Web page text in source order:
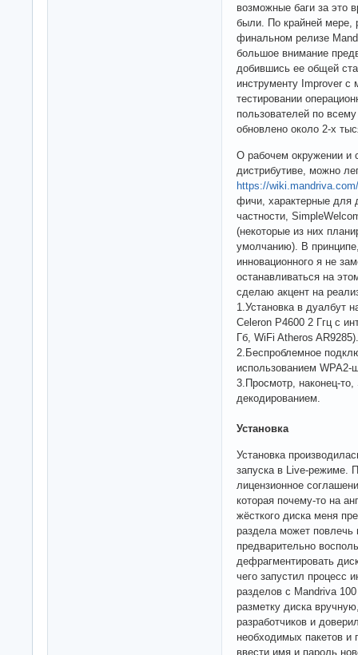
возможные баги за это
были. По крайней мере,
финальном релизе
большое внимание
добившись ее общей
инструменту Improver с
тестировании
пользователей по
обновлено около 2-х
О рабочем окружении и
дистрибутиве, можно
https://
фичи, характерные для
частности,
(некоторые из них
умолчанию). В
инновационного я не
останавливаться на
сделаю акцент на
1.Установка в дуалбут
Celeron P4600 2 Ггц с
Гб, WiFi Atheros AR9285).
2.Беспроблемное
использованием
3.Просмотр, наконец-
декодированием.
Установка
Установка
запуска в Live-режиме.
лицензионное
которая почему-то на
жёсткого диска меня
раздела может
предварительно
дефрагментировать
чего запустил процесс
разделов с Mandriva
разметку диска
разработчиков и
необходимых пакетов и
ввести имя и пароль